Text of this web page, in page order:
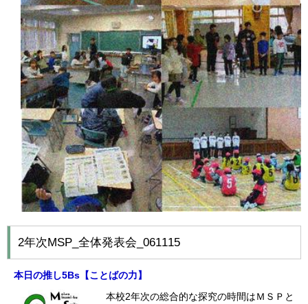
2年次MSP_全体発表会_061115
本日の推し5Bs【ことばの力】
本校2年次の総合的な探究の時間はＭＳＰと